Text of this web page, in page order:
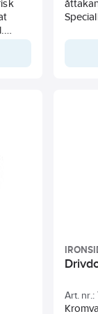
Art. nr.: